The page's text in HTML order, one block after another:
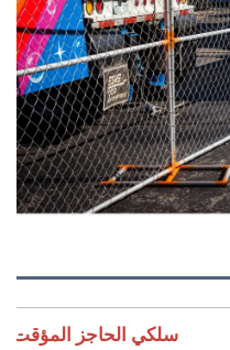
سلكي الحاجز المؤقت